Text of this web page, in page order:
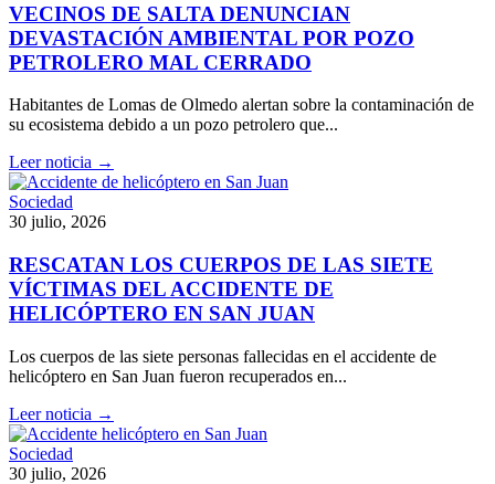
VECINOS DE SALTA DENUNCIAN
DEVASTACIÓN AMBIENTAL POR POZO
PETROLERO MAL CERRADO
Habitantes de Lomas de Olmedo alertan sobre la contaminación de
su ecosistema debido a un pozo petrolero que...
Leer noticia →
Sociedad
30 julio, 2026
RESCATAN LOS CUERPOS DE LAS SIETE
VÍCTIMAS DEL ACCIDENTE DE
HELICÓPTERO EN SAN JUAN
Los cuerpos de las siete personas fallecidas en el accidente de
helicóptero en San Juan fueron recuperados en...
Leer noticia →
Sociedad
30 julio, 2026